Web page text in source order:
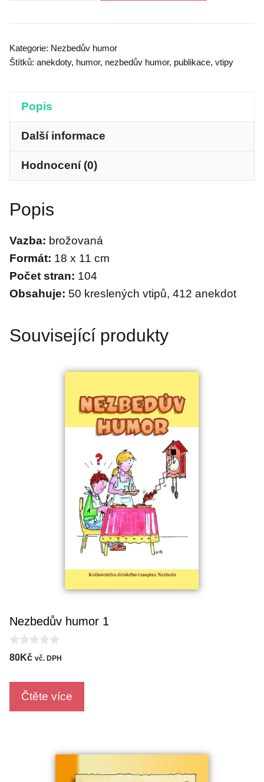
množství
Kategorie: Nezbedův humor
Štítků: anekdoty, humor, nezbedův humor, publikace, vtipy
Popis
Další informace
Hodnocení (0)
Popis
Vazba: brožovaná
Formát: 18 x 11 cm
Počet stran: 104
Obsahuje: 50 kreslených vtipů, 412 anekdot
Související produkty
Nezbedův humor 1
0
o
t
5
80Kč vč. DPH
Čtěte více